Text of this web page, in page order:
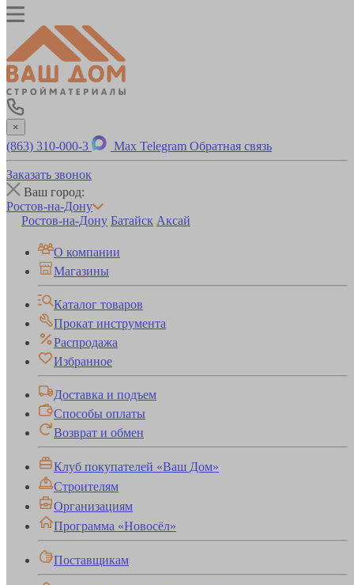
×
(863) 310-000-3 Max Telegram Обратная связь
Заказать звонок
Ваш город:
Ростов-на-Дону
Ростов-на-Дону Батайск Аксай
О компании
Магазины
Каталог товаров
Прокат инструмента
Распродажа
Избранное
Доставка и подъем
Способы оплаты
Возврат и обмен
Клуб покупателей «Ваш Дом»
Строителям
Организациям
Программа «Новосёл»
Поставщикам